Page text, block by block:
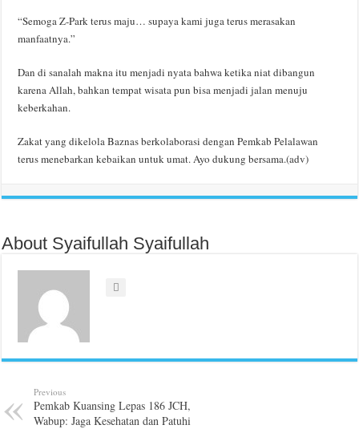
“Semoga Z-Park terus maju… supaya kami juga terus merasakan
manfaatnya.”
Dan di sanalah makna itu menjadi nyata bahwa ketika niat dibangun
karena Allah, bahkan tempat wisata pun bisa menjadi jalan menuju
keberkahan.
Zakat yang dikelola Baznas berkolaborasi dengan Pemkab Pelalawan
terus menebarkan kebaikan untuk umat. Ayo dukung bersama.(adv)
About Syaifullah Syaifullah
Previous
Pemkab Kuansing Lepas 186 JCH,
Wabup: Jaga Kesehatan dan Patuhi